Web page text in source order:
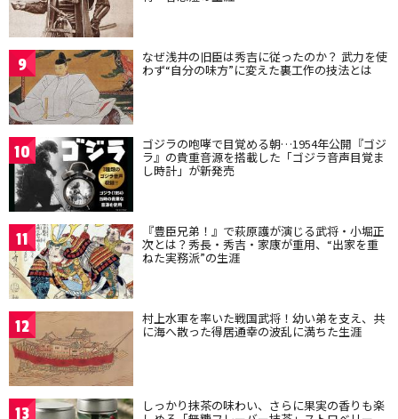
9 なぜ浅井の旧臣は秀吉に従ったのか？ 武力を使
わず“自分の味方”に変えた裏工作の技法とは
10 ゴジラの咆哮で目覚める朝…1954年公開『ゴジ
ラ』の貴重音源を搭載した「ゴジラ音声目覚ま
し時計」が新発売
11 『豊臣兄弟！』で萩原護が演じる武将・小堀正
次とは？秀長・秀吉・家康が重用、“出家を重
ねた実務派”の生涯
12 村上水軍を率いた戦国武将！幼い弟を支え、共
に海へ散った得居通幸の波乱に満ちた生涯
13 しっかり抹茶の味わい、さらに果実の香りも楽